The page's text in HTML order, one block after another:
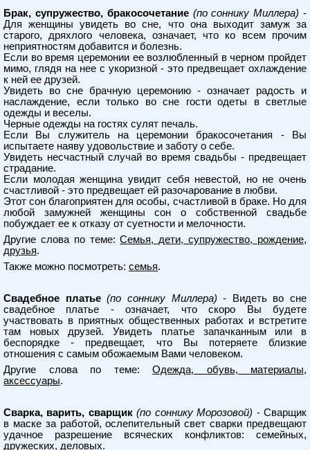
Брак, супружество, бракосочетание (по соннику Миллера) -
Для женщины увидеть во сне, что она выходит замуж за
старого, дряхлого человека, означает, что ко всем прочим
неприятностям добавится и болезнь.
Если во время церемонии ее возлюбленный в черном пройдет
мимо, глядя на нее с укоризной - это предвещает охлаждение
к ней ее друзей.
Увидеть во сне брачную церемонию - означает радость и
наслаждение, если только во сне гости одеты в светлые
одежды и веселы.
Черные одежды на гостях сулят печаль.
Если Вы служитель на церемонии бракосочетания - Вы
испытаете наяву удовольствие и заботу о себе.
Увидеть несчастный случай во время свадьбы - предвещает
страдание.
Если молодая женщина увидит себя невестой, но не очень
счастливой - это предвещает ей разочарование в любви.
Этот сон благоприятен для особы, счастливой в браке. Но для
любой замужней женщины сон о собственной свадьбе
побуждает ее к отказу от суетности и мелочности.
Другие слова по теме:Семья, дети, супружество, рождение,
друзья.
Также можно посмотреть: семья.
Свадебное платье (по соннику Миллера) - Видеть во сне
свадебное платье - означает, что скоро Вы будете
участвовать в приятных общественных работах и встретите
там новых друзей. Увидеть платье запачканным или в
беспорядке - предвещает, что Вы потеряете близкие
отношения с самым обожаемым Вами человеком.
Другие слова по теме: Одежда, обувь, материалы,
аксессуары.
Сварка, варить, сварщик (по соннику Морозовой) - Сварщик
в маске за работой, ослепительный свет сварки предвещают
удачное разрешение всяческих конфликтов: семейных,
дружеских, деловых.